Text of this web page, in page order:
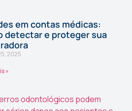
em contas médicas:
detectar e proteger sua
2025
»